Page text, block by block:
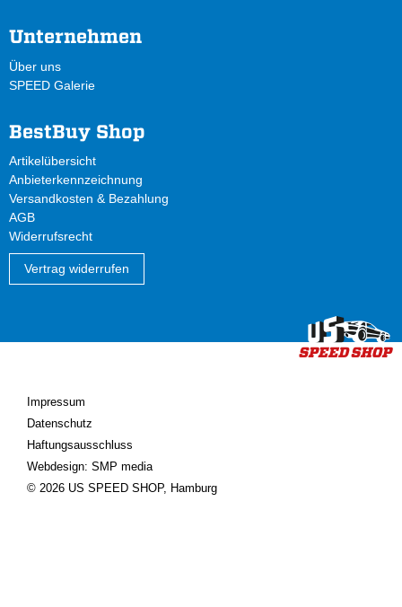
Unternehmen
Über uns
SPEED Galerie
BestBuy Shop
Artikelübersicht
Anbieterkennzeichnung
Versandkosten & Bezahlung
AGB
Widerrufsrecht
Vertrag widerrufen
Impressum
Datenschutz
Haftungsausschluss
Webdesign: SMP media
© 2026 US SPEED SHOP, Hamburg